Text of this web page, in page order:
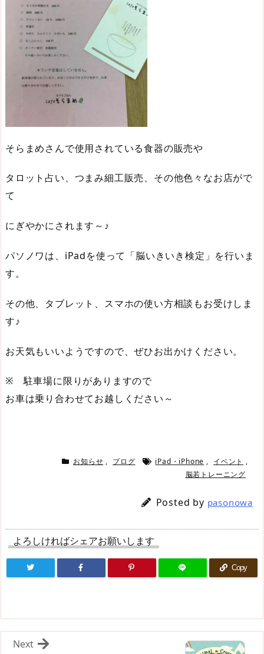
そらまめさんで使用されている食器の販売や
タロット占い、つまみ細工販売、その他色々なお店がで
て
にぎやかにされます～♪
パソノワは、iPadを使って「脳いきいき検定」を行いま
す。
その他、タブレット、スマホの使い方相談もお受けしま
す♪
お天気もいいようですので、ぜひお出かけください。
※ 駐車場に限りがありますので
お車は乗り合わせてお越しください～
お知らせ , ブログ iPad・iPhone , イベント ,
脳若トレーニング
Posted by pasonowa
よろしければシェアお願いします
Copy
Next